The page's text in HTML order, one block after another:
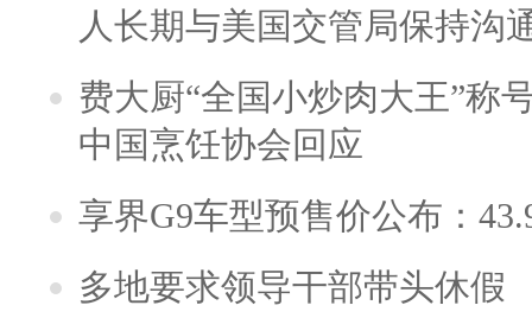
人长期与美国交管局保持沟
费大厨“全国小炒肉大王”称
中国烹饪协会回应
享界G9车型预售价公布：
多地要求领导干部带头休假